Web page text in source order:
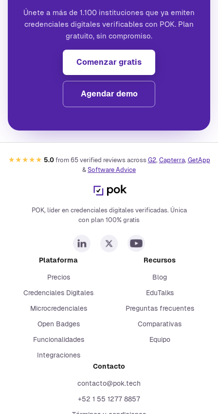
Únete a más de 1.100 instituciones que ya emiten
credenciales digitales verificables con POK. Plan
gratuito, sin compromiso.
Comenzar gratis
Agendar demo
★★★★★ 5.0 from 65verified reviews across G2, Capterra, GetApp
& Software Advice
POK, líder en credenciales digitales verificadas. Única
con plan 100% gratis
Plataforma
Precios
Credenciales Digitales
Microcredenciales
Open Badges
Funcionalidades
Integraciones
Recursos
Blog
EduTalks
Preguntas frecuentes
Comparativas
Equipo
Contacto
contacto@pok.tech
+52 1 55 1277 8857